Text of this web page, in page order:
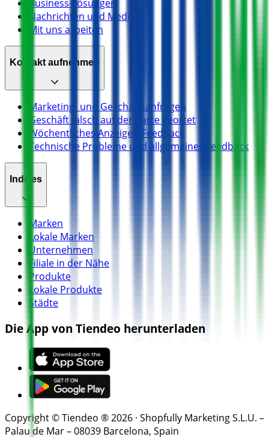
Business-Lösungen
Nachrichten und Medien
Mit uns arbeiten
Kontakt aufnehmen
Marketing- und Geschäftsanfragen
Geschäft falsch auf der Karte geortet
Wöchentliches Anzeigen-Feedback
Technische Probleme und allgemeines Feedback
Indizes
Marken
Lokale Marken
Unternehmen
Filiale in der Nähe
Produkte
Lokale Produkte
Städte
Die App von Tiendeo herunterladen
Copyright © Tiendeo ® 2026 · Shopfully Marketing S.L.U. –
Palau de Mar – 08039 Barcelona, Spain